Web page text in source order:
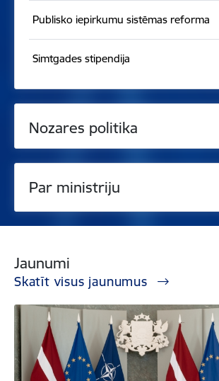
Publisko iepirkumu sistēmas reforma
Simtgades stipendija
Nozares politika
Par ministriju
Jaunumi
Skatīt visus jaunumus